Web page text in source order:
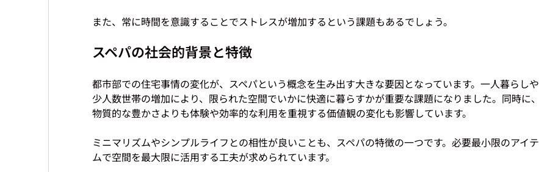
スペパの社会的背景と特徴
都市部での住宅事情の変化が、スペパという概念を生み出す大きな要因となっています。一人暮らしや
少人数世帯の増加により、限られた空間でいかに快適に暮らすかが重要な課題になりました。同時に、
物質的な豊かさよりも体験や効率的な利用を重視する価値観の変化も影響しています。
ミニマリズムやシンプルライフとの相性が良いことも、スペパの特徴の一つです。必要最小限のアイテ
ムで空間を最大限に活用する工夫が求められています。